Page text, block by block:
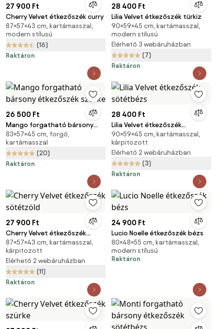
27 900 Ft
Cherry Velvet étkezőszék curry
87×57×43 cm, kartámasszal,
modern stílusú
(16)
Raktáron
28 400 Ft
Lilia Velvet étkezőszék türkiz
90×59×45 cm, kartámasszal,
modern stílusú
Elérhető 3 webáruházban
(7)
Raktáron
26 500 Ft
Mango forgatható bársony
étkezőszék szürke
83×57×45 cm, forgó,
kartámasszal
(20)
Raktáron
28 400 Ft
Lilia Velvet étkezőszék
sötétbézs
90×59×45 cm, kartámasszal,
kárpitozott
Elérhető 2 webáruházban
(3)
Raktáron
27 900 Ft
Cherry Velvet étkezőszék
sötétzöld
87×57×43 cm, kartámasszal,
kárpitozott
Elérhető 2 webáruházban
(11)
Raktáron
24 900 Ft
Lucio Noelle étkezőszék bézs
80×48×55 cm, kartámasszal,
modern stílusú
Raktáron